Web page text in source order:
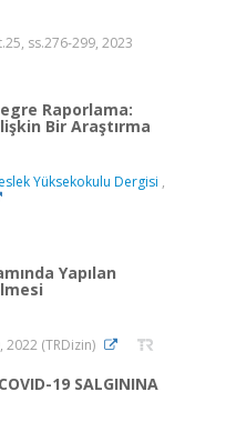
ss.276-299, 2023
Raporlama:
Bir Araştırma
Yüksekokulu Dergisi ,
Yapılan
2022 (TRDizin)
19 SALGININA